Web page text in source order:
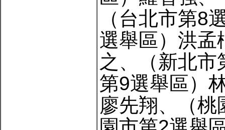
（台北市第8
選舉區）洪孟
之、（新北
第9選舉區）
廖先翔、（